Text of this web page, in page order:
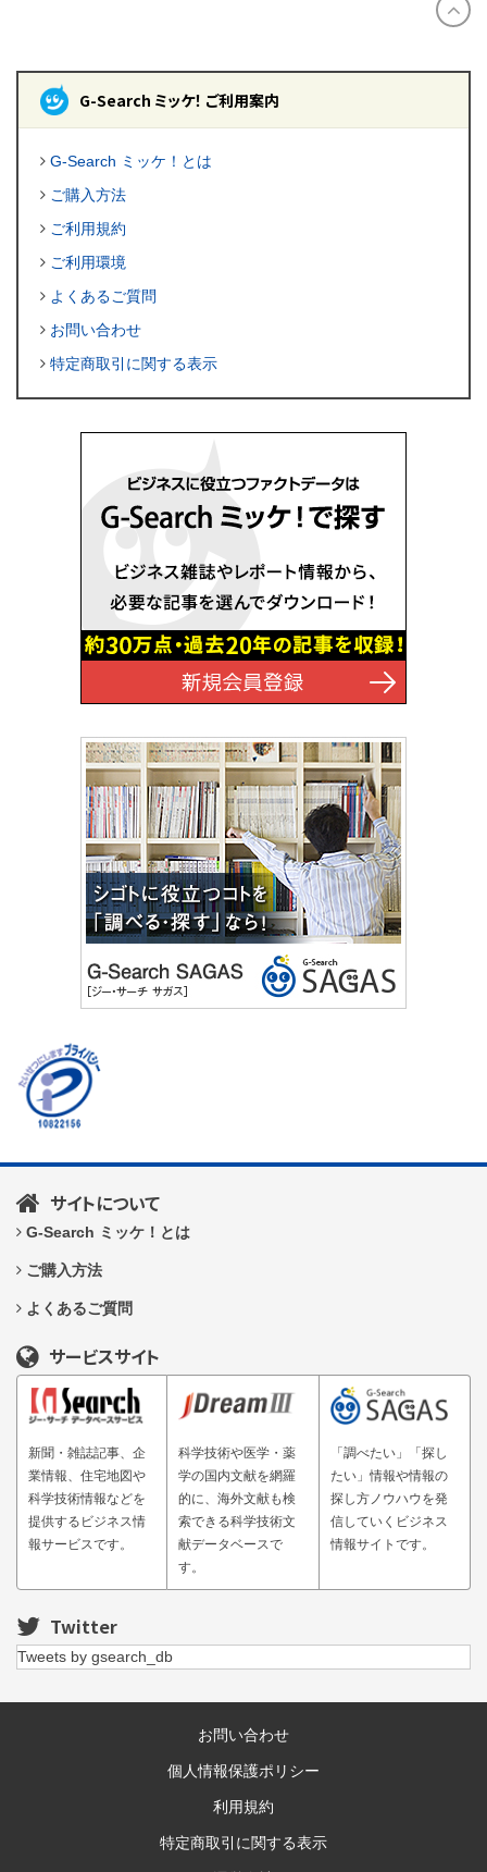
G-Search ミッケ！ ご利用案内
G-Search ミッケ！とは
ご購入方法
ご利用規約
ご利用環境
よくあるご質問
お問い合わせ
特定商取引に関する表示
サイトについて
G-Search ミッケ！とは
ご購入方法
よくあるご質問
サービスサイト
新聞・雑誌記事、企
業情報、住宅地図や
科学技術情報などを
提供するビジネス情
報サービスです。
科学技術や医学・薬
学の国内文献を網羅
的に、海外文献も検
索できる科学技術文
献データベースで
す。
「調べたい」「探し
たい」情報や情報の
探し方ノウハウを発
信していくビジネス
情報サイトです。
Twitter
Tweets by gsearch_db
お問い合わせ
個人情報保護ポリシー
利用規約
特定商取引に関する表示